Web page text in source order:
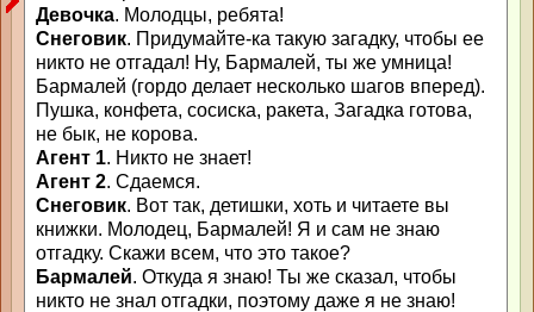
Девочка. Молодцы, ребята!
Снеговик. Придумайте-ка такую загадку, чтобы ее
никто не отгадал! Ну, Бармалей, ты же умница!
Бармалей (гордо делает несколько шагов вперед).
Пушка, конфета, сосиска, ракета, Загадка готова,
не бык, не корова.
Агент 1. Никто не знает!
Агент 2. Сдаемся.
Снеговик. Вот так, детишки, хоть и читаете вы
книжки. Молодец, Бармалей! Я и сам не знаю
отгадку. Скажи всем, что это такое?
Бармалей. Откуда я знаю! Ты же сказал, чтобы
никто не знал отгадки, поэтому даже я не знаю!